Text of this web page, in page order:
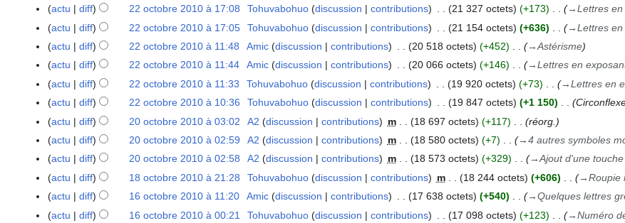
2e
2
actu
diff 22 octobre 2010 à 17:08 Tohuvabohuo discussion contributions 21 327 octets +173 →Lettres
actu
diff 22 octobre 2010 à 17:05 Tohuvabohuo discussion contributions 21 154 octets +636 →Lettres
actu
diff 22 octobre 2010 à 11:48 Amic discussion contributions 20 518 octets +452 →Astérisme
actu
diff 22 octobre 2010 à 11:44 Amic discussion contributions 20 066 octets +146 →Lettres en
actu
diff 22 octobre 2010 à 11:33 Tohuvabohuo discussion contributions 19 920 octets +73 →Lettres en
actu
diff 22 octobre 2010 à 10:36 Tohuvabohuo discussion contributions 19 847 octets +1 150
2
0
o
b
actu diff 20 octobre 2010 à 03:02 A2 discussion contributions m 18 697 octets +117
réorg.
actu
diff 20 octobre 2010 à 02:59 A2 discussion contributions m 18 580 octets +7 →4 autres symboles
actu
diff 20 octobre 2010 à 02:58 A2 discussion contributions m 18 573 octets +329 →Ajout d'une
1
8
actu diff 18 octobre 2010 à 21:28 Tohuvabohuo discussion contributions m 18 244 octets +606 →Roupie
1
6
actu diff 16 octobre 2010 à 11:20 Amic discussion contributions 17 638 octets +540 →Quelques lettres
actu
diff 16 octobre 2010 à 00:21 Tohuvabohuo discussion contributions 17 098 octets +123 →Numéro